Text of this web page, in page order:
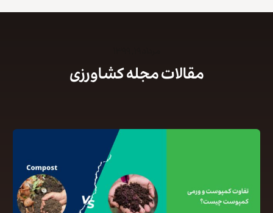
مقالات مجله کشاورزی
کپی لینک